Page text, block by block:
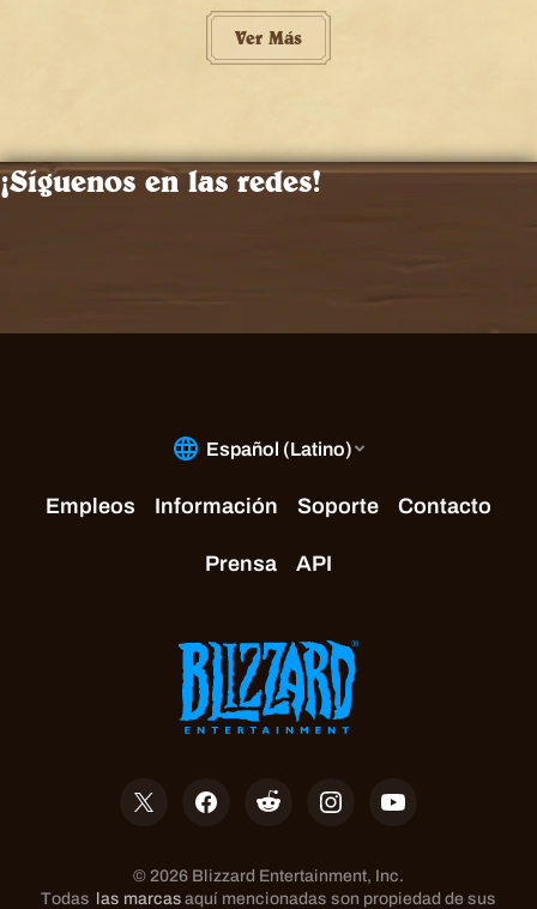
Ver Más
¡Síguenos en las redes!